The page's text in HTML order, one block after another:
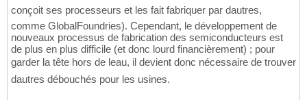
conçoit ses processeurs et les fait fabriquer par dautres,
comme GlobalFoundries). Cependant, le développement de
nouveaux processus de fabrication des semiconducteurs est
de plus en plus difficile (et donc lourd financièrement) ; pour
garder la tête hors de leau, il devient donc nécessaire de trouver
dautres débouchés pour les usines.